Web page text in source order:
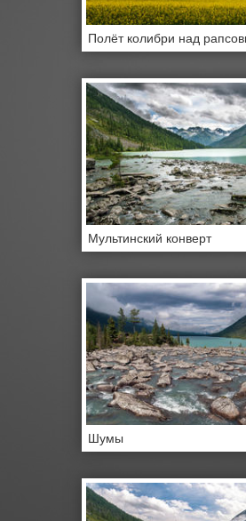
Полёт колибри над
Мультинский конверт
Шумы